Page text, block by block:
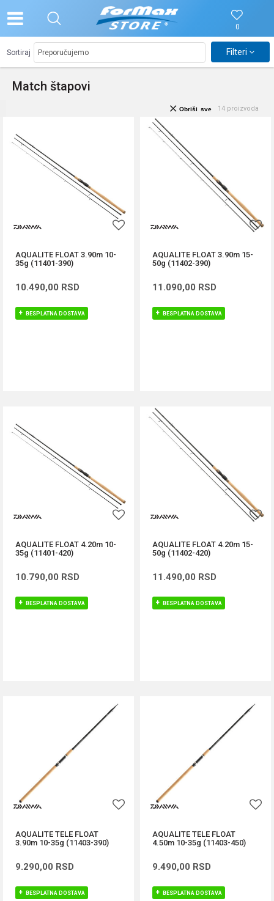
0
Match štapovi
Sortiraj Filteri
14 proizvoda
Obriši sve
AQUALITE FLOAT 3.90m 10-
35g (11401-390)
10.490,00 RSD
BESPLATNA DOSTAVA
AQUALITE FLOAT 3.90m 15-
50g (11402-390)
11.090,00 RSD
BESPLATNA DOSTAVA
AQUALITE FLOAT 4.20m 10-
35g (11401-420)
10.790,00 RSD
BESPLATNA DOSTAVA
AQUALITE FLOAT 4.20m 15-
50g (11402-420)
11.490,00 RSD
BESPLATNA DOSTAVA
AQUALITE TELE FLOAT
3.90m 10-35g (11403-390)
9.290,00 RSD
BESPLATNA DOSTAVA
AQUALITE TELE FLOAT
4.50m 10-35g (11403-450)
9.490,00 RSD
BESPLATNA DOSTAVA